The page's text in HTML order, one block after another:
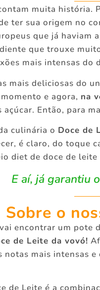
muita história.
ter sua origem no
que já haviam
que trouxe
mais intensas do
mais deliciosas do
e agora, na
Então, para
culinária o Doce de
é claro, do toque
diet de doce de
E aí, já garantiu
Sobre o
encontrar um pote
de Leite da vovó!
mais intensas